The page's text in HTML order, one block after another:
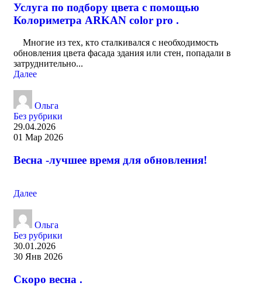
Услуга по подбору цвета с помощью
Колориметра ARKAN color pro .
Многие из тех, кто сталкивался с необходимость
обновления цвета фасада здания или стен, попадали в
затруднительно...
Далее
Ольга
Без рубрики
29.04.2026
01 Мар 2026
Весна -лучшее время для обновления!
Далее
Ольга
Без рубрики
30.01.2026
30 Янв 2026
Скоро весна .